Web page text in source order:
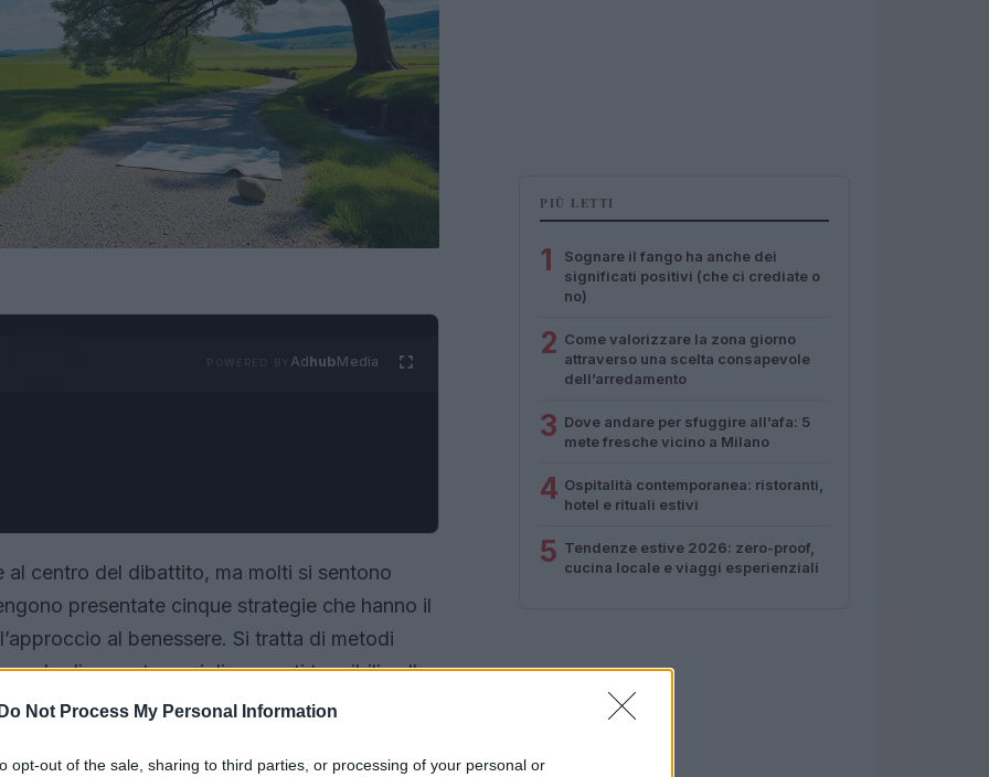
Do Not Process My Personal Information
opt-out of the sale, sharing to third parties, or processing of your personal or
AdhubMedia
al centro del dibattito, ma molti si sentono
presentate cinque strategie che hanno il
al benessere. Si tratta di metodi
di apportare miglioramenti tangibili nella
PIÙ LETTI
1
Sognare il fango ha anche dei
significati positivi (che ci crediate o
no)
2 Come valorizzare la zona giorno
attraverso una scelta consapevole
dell’arredamento
3 Dove andare per sfuggire all’afa: 5
mete fresche vicino a Milano
4 Ospitalità contemporanea: ristoranti,
hotel e rituali estivi
5 Tendenze estive 2026: zero-proof,
cucina locale e viaggi esperienziali